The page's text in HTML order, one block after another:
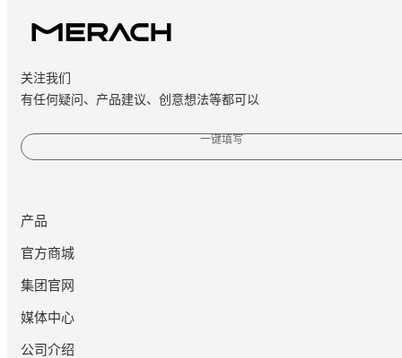
关注我们
有任何疑问、产品建议、创意想法等都可以
一键填写
产品
官方商城
集团官网
媒体中心
公司介绍